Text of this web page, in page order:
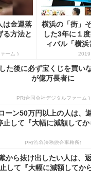
は金運落
方法と
ーム )
横浜の「街」
した3年に１
ィバル「横
した後に必ず宝くじを買い
が億万長者に
PR(合同会社デジタルファーム )
ーン50万円以上の人は、
止して『大幅に減額して
PR(渋谷法務総合事務所)
から抜け出したい人は、
して『大幅に減額してか